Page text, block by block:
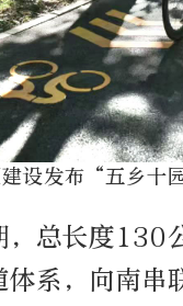
设发布“五乡十
，总长度130
体系，向南